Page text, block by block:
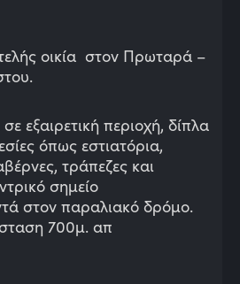
οικία στον Πρωταρά –
εξαιρετική περιοχή, δίπλα
όπως εστιατόρια,
τράπεζες και
σημείο
στον παραλιακό δρόμο.
700μ. απ